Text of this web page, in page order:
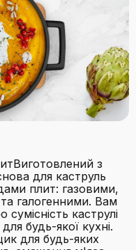
з
для каструль
плит: газовими,
галогенними. Вам
каструлі
будь-якої кухні.
для будь-яких